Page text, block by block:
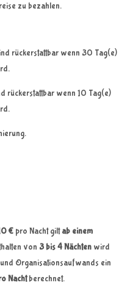
zu bezahlen.
rückerstattbar wenn 30 Tag(e)
rückerstattbar wenn 10 Tag(e)
€pro Nacht giltab einem
von 3 bis 4 Nächten wird
Organisationsaufwands ein
Nachtberechnet.